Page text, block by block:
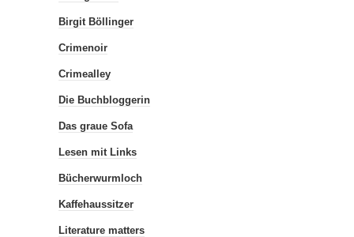
Birgit Böllinger
Crimenoir
Crimealley
Die Buchbloggerin
Das graue Sofa
Lesen mit Links
Bücherwurmloch
Kaffehaussitzer
Literature matters